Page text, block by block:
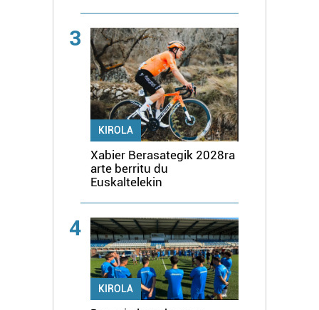
3
KIROLA
Xabier Berasategik 2028ra
arte berritu du
Euskaltelekin
4
KIROLA